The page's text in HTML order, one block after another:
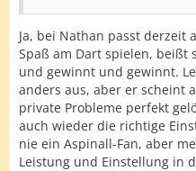
Ja, bei Nathan passt derzeit
Spaß am Dart spielen, beißt
und gewinnt und gewinnt.
anders aus, aber er scheint
private Probleme perfekt
auch wieder die richtige
nie ein Aspinall-Fan, aber
Leistung und Einstellung in